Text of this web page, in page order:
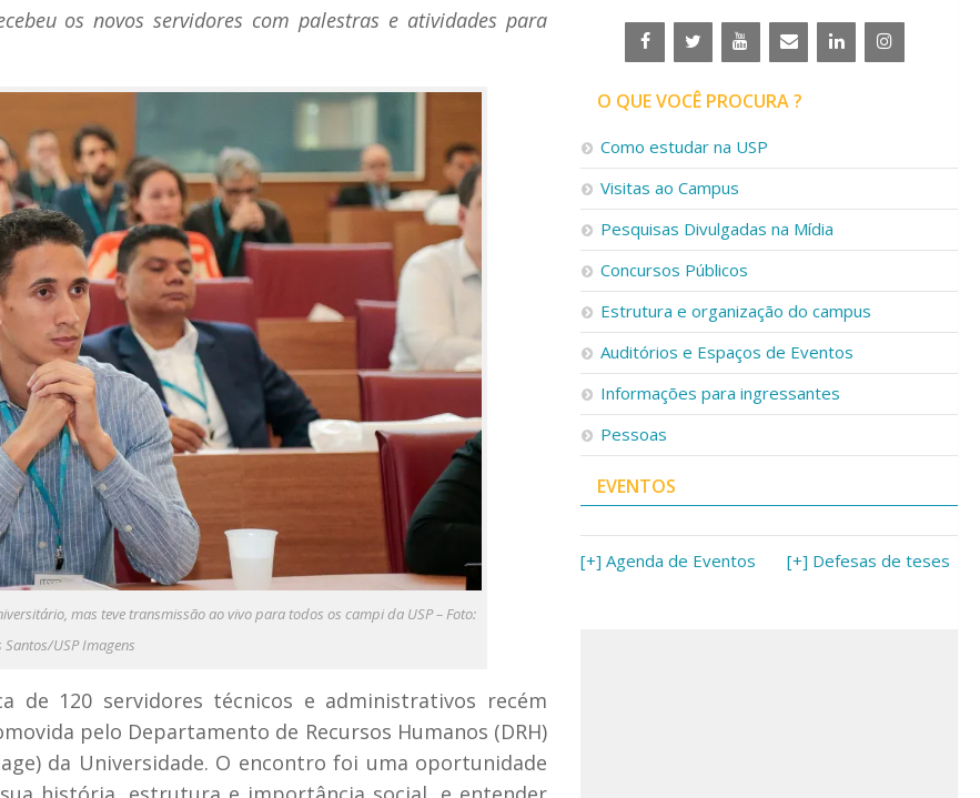
os novos servidores com palestras e atividades para
mas teve transmissão ao vivo para todos os campi da USP – Foto:
USP Imagens
de 120 servidores técnicos e administrativos recém
pelo Departamento de Recursos Humanos (DRH)
da Universidade. O encontro foi uma oportunidade
O QUE VOCÊ PROCURA ?
Como estudar na USP
Visitas ao Campus
Pesquisas Divulgadas na Mídia
Concursos Públicos
Estrutura e organização do campus
Auditórios e Espaços de Eventos
Informações para ingressantes
Pessoas
EVENTOS
[+] Agenda de Eventos [+] Defesas de teses